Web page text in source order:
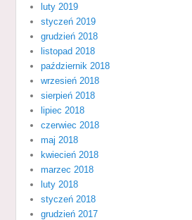
luty 2019
styczeń 2019
grudzień 2018
listopad 2018
październik 2018
wrzesień 2018
sierpień 2018
lipiec 2018
czerwiec 2018
maj 2018
kwiecień 2018
marzec 2018
luty 2018
styczeń 2018
grudzień 2017